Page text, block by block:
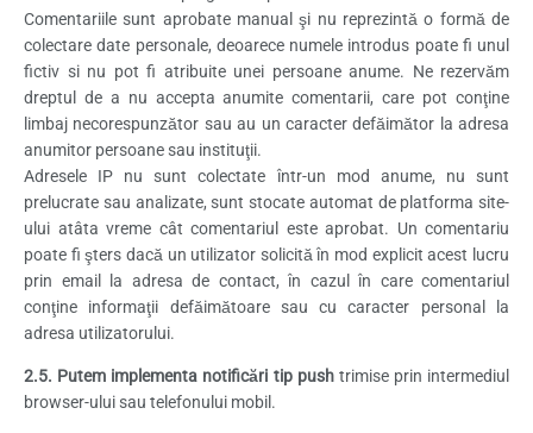
Comentariile sunt aprobate manual şi nu reprezintă o formă de
colectare date personale, deoarece numele introdus poate fi unul
fictiv si nu pot fi atribuite unei persoane anume. Ne rezervăm
dreptul de a nu accepta anumite comentarii, care pot conţine
limbaj necorespunzător sau au un caracter defăimător la adresa
anumitor persoane sau instituţii.
Adresele IP nu sunt colectate într-un mod anume, nu sunt
prelucrate sau analizate, sunt stocate automat de platforma site-
ului atâta vreme cât comentariul este aprobat. Un comentariu
poate fi şters dacă un utilizator solicită în mod explicit acest lucru
prin email la adresa de contact, în cazul în care comentariul
conţine informaţii defăimătoare sau cu caracter personal la
adresa utilizatorului.
2.5. Putem implementa notificări tip pushtrimise prin intermediul
browser-ului sau telefonului mobil.